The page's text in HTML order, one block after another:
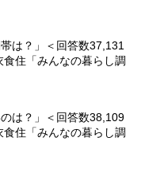
は？」＜回答数37,131
住「みんなの暮らし調
は？」＜回答数38,109
住「みんなの暮らし調